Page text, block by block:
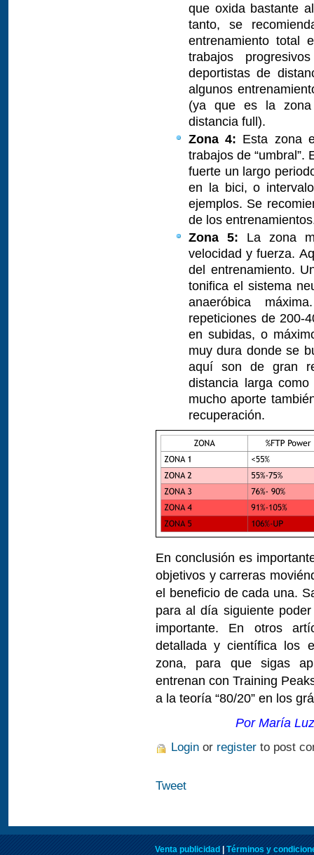
que oxida bastante
tanto, se
entrenamiento total
trabajos
deportistas de
algunos
(ya que es la zona
distancia full).
Zona 4: Esta zona
trabajos de
fuerte un largo
en la bici, o
ejemplos. Se
de los
Zona 5: La zona
velocidad y fuerza.
del entrenamiento.
tonifica el sistema
anaeróbica
repeticiones de 200-
en subidas, o
muy dura donde se
aquí son de gran
distancia larga
mucho aporte
recuperación.
En conclusión es
objetivos y carreras
el beneficio de cada una.
para al día siguiente
importante. En otros
detallada y científica los
zona, para que sigas
entrenan con Training
a la teoría “80/20” en los
Por María
Login or register to post
Tweet
Venta publicidad | Términos y